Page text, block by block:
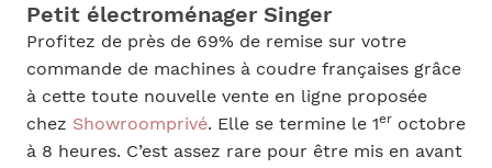
Petit électroménager Singer
Profitez de près de 69% de remise sur votre
commande de machines à coudre françaises grâce
à cette toute nouvelle vente en ligne proposée
chez Showroomprivé. Elle se termine le 1eroctobre
à 8 heures. C’est assez rare pour être mis en avant